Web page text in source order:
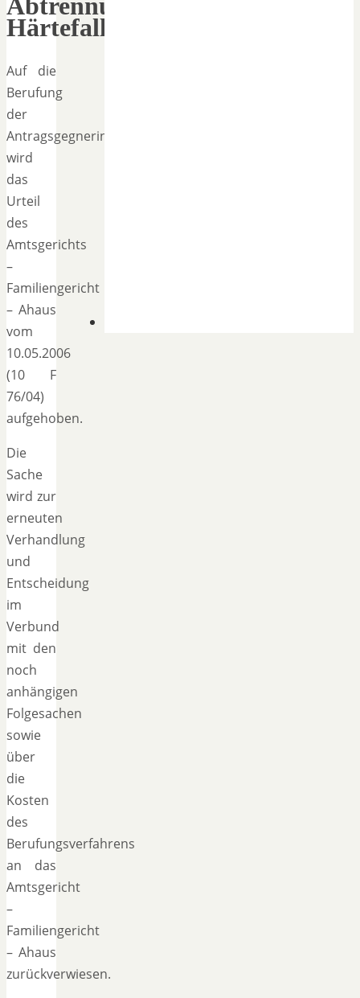
Härtefallscheidung
Auf die
Berufung
der
Antragsgegnerin
wird
das
Urteil
des
Amtsgerichts
–
Familiengericht
– Ahaus
vom
10.05.2006
(10 F
76/04)
aufgehoben.
Die
Sache
wird zur
erneuten
Verhandlung
und
Entscheidung
im
Verbund
mit den
noch
anhängigen
Folgesachen
sowie
über
die
Kosten
des
Berufungsverfahrens
an das
Amtsgericht
–
Familiengericht
– Ahaus
zurückverwiesen.